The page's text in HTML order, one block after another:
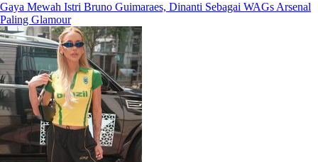
Gaya Mewah Istri Bruno Guimaraes, Dinanti Sebagai WAGs Arsenal
Paling Glamour